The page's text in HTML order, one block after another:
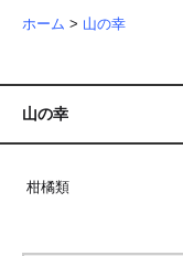
ホーム > 山の幸
山の幸
柑橘類